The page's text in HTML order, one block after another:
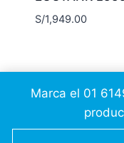
Marca el 01
S/1,949.00
© 2026